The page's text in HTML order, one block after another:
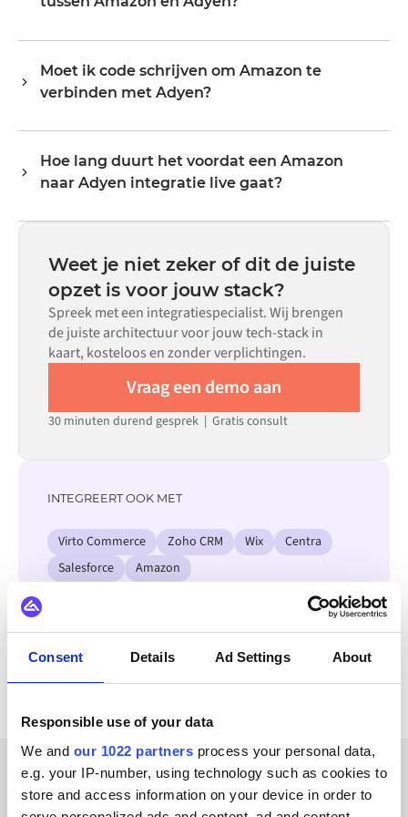
Consent Details Ad Settings About
Responsible use of your data
We and our 1022 partners process your personal data,
e.g. your IP-number, using technology such as cookies to
store and access information on your device in order to
evenredig meegroeien.
Veelvoorkomende flows omvatten records zoals
bestellingen, producten, klanten, voorraadniveaus,
Alumio handelt alle veldmapping af, zodat data aankomt
in het formaat dat elk systeem verwacht.
Moet ik code schrijven om Amazon te
verbinden met Adyen?
marketplace bestaan, configureer je de integratie via een
visuele interface zonder aangepaste code te schrijven,
Aangepaste code is beschikbaar voor situaties waarin
Hoe lang duurt het voordat een Amazon
naar Adyen integratie live gaat?
maanden live, afhankelijk van de complexiteit van de
datamapping, het aantal vereiste flows en je interne
beoordelingsproces. Voor veel systemen zijn er kant-en-
klare connectoren beschikbaar in de Alumio
marketplace, wat de insteltijd aanzienlijk verkort.
Weet je niet zeker of dit de juiste
opzet is voor jouw stack?
Spreek met een integratiespecialist. Wij brengen
de juiste architectuur voor jouw tech-stack in
kaart, kosteloos en zonder verplichtingen.
Vraag een demo aan
30 minuten durend gesprek | Gratis consult
INTEGREERT OOK MET
Virto Commerce Zoho CRM Wix
Centra
Salesforce
Amazon
KLANTVERHALEN